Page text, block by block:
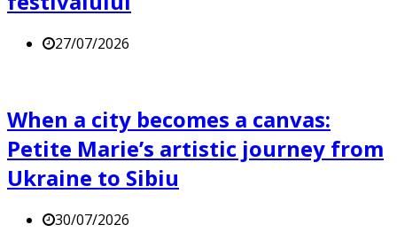
27/07/2026
When a city becomes a canvas:
Petite Marie’s artistic journey from
Ukraine to Sibiu
30/07/2026